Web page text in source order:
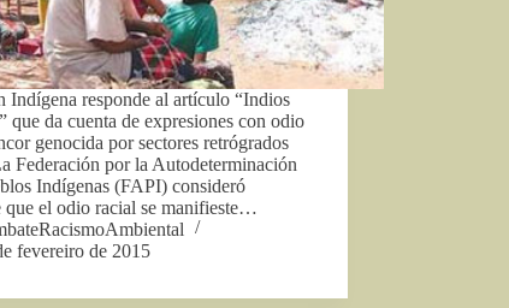
Indígena responde al artículo “Indios
que da cuenta de expresiones con odio
genocida por sectores retrógrados
Federación por la Autodeterminación
Indígenas (FAPI) consideró
que el odio racial se manifieste…
fevereiro de 2015